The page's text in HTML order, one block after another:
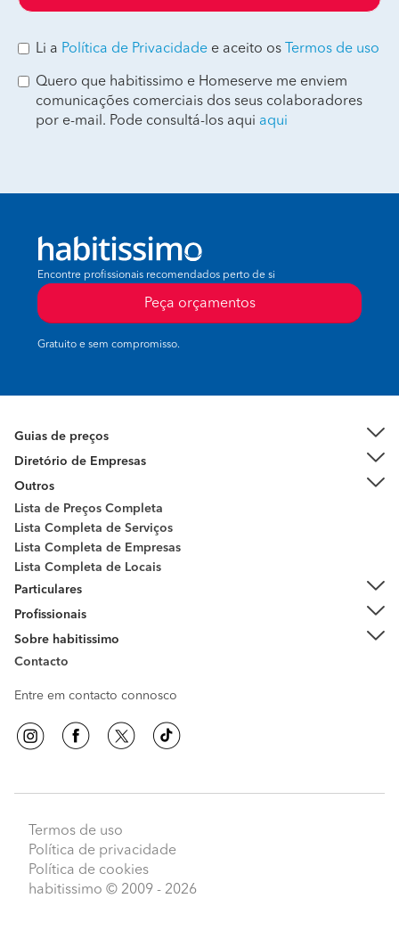
Li a Política de Privacidade e aceito os Termos de uso
Quero que habitissimo e Homeserve me enviem
comunicações comerciais dos seus colaboradores
por e-mail. Pode consultá-los aqui aqui
Encontre profissionais recomendados perto de si
Peça orçamentos
Gratuito e sem compromisso.
Guias de preços
Diretório de Empresas
Outros
Lista de Preços Completa
Lista Completa de Serviços
Lista Completa de Empresas
Lista Completa de Locais
Particulares
Profissionais
Sobre habitissimo
Contacto
Entre em contacto connosco
Termos de uso
Política de privacidade
Política de cookies
habitissimo © 2009 - 2026